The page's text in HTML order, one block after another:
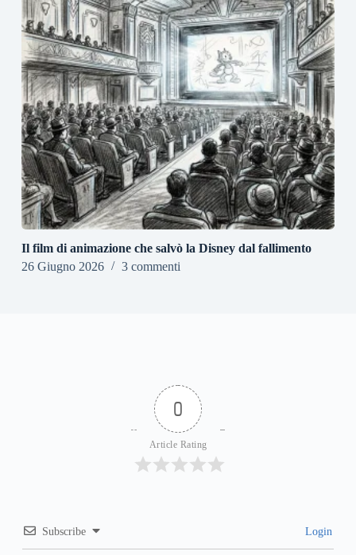
Il film di animazione che salvò la Disney dal fallimento
26 Giugno 2026
3 commenti
0
Article Rating
Subscribe Login